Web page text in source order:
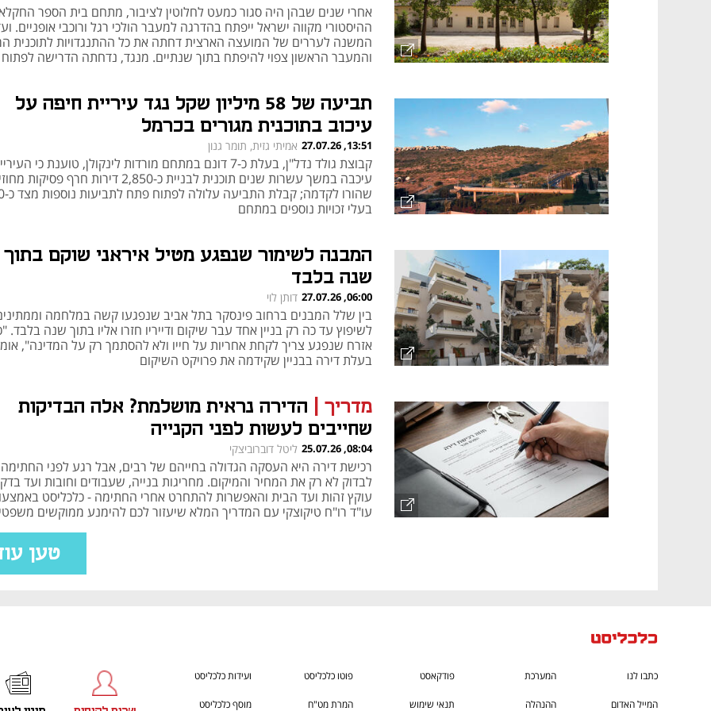
אחרי שנים שבהן היה סגור כמעט לחלוטין לציבור, מתחם בית הספר
ההיסטורי מקווה ישראל ייפתח בהדרגה למעבר הולכי רגל ורוכבי אופניים.
המשנה לעררים של המועצה הארצית דחתה את כל ההתנגדויות לתוכנית
והמעבר הראשון צפוי להיפתח בתוך שנתיים. מנגד, נדחתה הדרישה לפתוח
תביעה של 58 מיליון שקל נגד עיריית חיפה על
עיכוב בתוכנית מגורים בכרמל
13:51, 27.07.26 אמיתי גזית, תומר גנון
קבוצת גולד נדל"ן, בעלת כ-7 דונם במתחם מורדות לינקולן, טוענת כי
עיכבה במשך עשרות שנים תוכנית לבניית כ-2,850 דירות חרף פסיקות
שהורו
בעלי זכויות נוספים במתחם
המבנה לשימור שנפגע מטיל איראני שוקם בתוך
שנה בלבד
06:00, 27.07.26 דותן לוי
בין שלל המבנים ברחוב פינסקר בתל אביב שנפגעו קשה במלחמה
לשיפוץ עד כה רק בניין אחד עבר שיקום ודייריו חזרו אליו בתוך שנה בלבד.
אזרח שנפגע צריך לקחת אחריות על חייו ולא להסתמך רק על המדינה",
בעלת דירה בבניין שקידמה את פרויקט השיקום
מדריך
הדירה נראית מושלמת? אלה הבדיקות
שחייבים לעשות לפני הקנייה
08:04, 25.07.26 ליטל דוברוביצקי
רכישת דירה היא העסקה הגדולה בחייהם של רבים, אבל רגע לפני
לבדוק לא רק את המחיר והמיקום. מחריגות בנייה, שעבודים וחובות ועד
עוקץ זהות ועד הבית והאפשרות להתחרט אחרי החתימה - כלכליסט
עו"ד רו"ח טיקוצקי עם המדריך המלא שיעזור לכם להימנע ממוקשים
טען
כתבו לנו המערכת פודקאסט פוטו כלכליסט ועידות כלכליסט
המייל האדום ההנהלה תנאי שימוש המרת מט"ח מוסף כלכליסט